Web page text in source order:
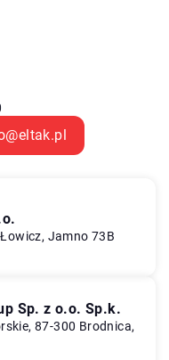
Jamno 73B
Sp. z o.o. Sp.k.
87-300 Brodnica,